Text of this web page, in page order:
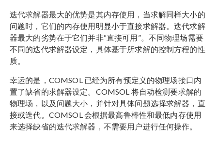
迭代求解器最大的优势是其内存使用，当求解同样大小的
问题时，它们的内存使用明显小于直接求解器。迭代求解
器最大的劣势在于它们并非“直接可用”。不同物理场需要
不同的迭代求解器设定，具体基于所求解的控制方程的性
质。
幸运的是，COMSOL 已经为所有预定义的物理场接口内
置了缺省的求解器设定。COMSOL 将自动检测要求解的
物理场，以及问题大小，并针对具体问题选择求解器，直
接或迭代。COMSOL 会根据最高鲁棒性和最低内存使用
来选择缺省的迭代求解器，不需要用户进行任何操作。